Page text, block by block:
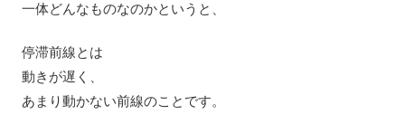
一体どんなものなのかというと、
停滞前線とは
動きが遅く、
あまり動かない前線のことです。